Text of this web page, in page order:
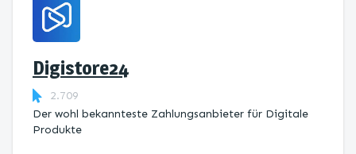
Digistore24
2.709
Der wohl bekannteste Zahlungsanbieter für Digitale
Produkte